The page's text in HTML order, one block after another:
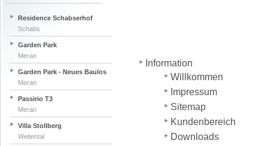
Residence Schabserhof
Schabs
Garden Park
Meran
Garden Park - Neues Baulos
Meran
Passirio T3
Meran
Villa Stollberg
Weitental
Information
Willkommen
Impressum
Sitemap
Kundenbereich
Downloads